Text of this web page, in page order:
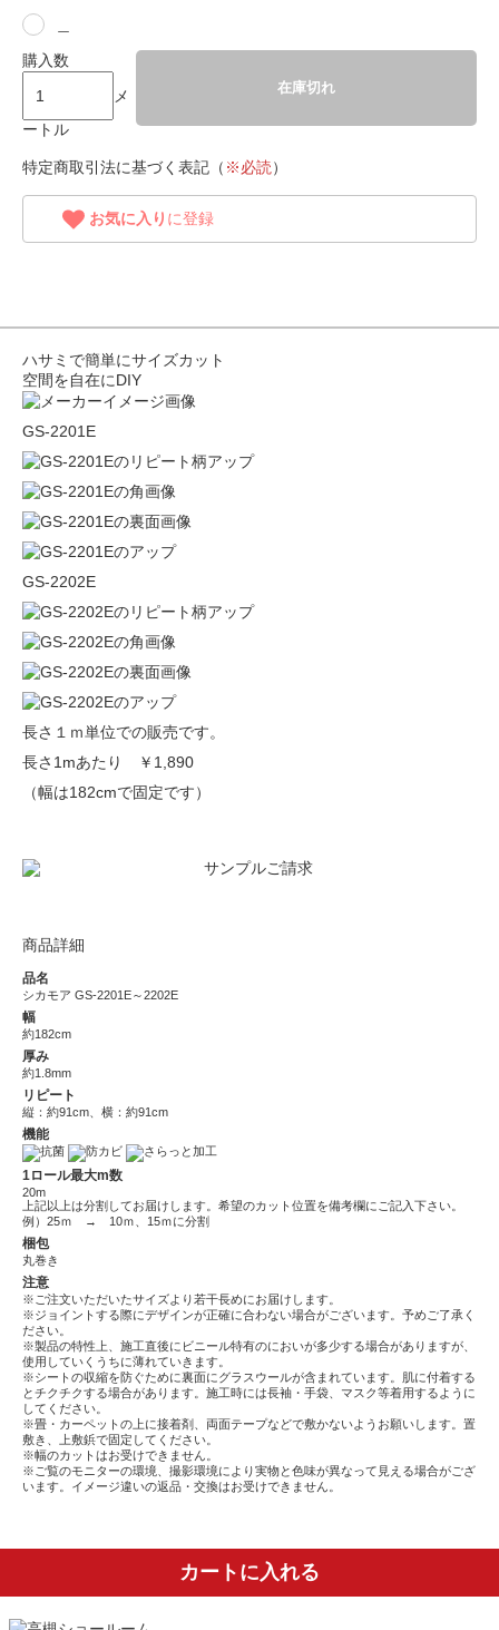
購入数
メ
ートル
在庫切れ
特定商取引法に基づく表記（ ※必読）
お気に入り に登録
ハサミで簡単にサイズカット
空間を自在にDIY
GS-2201E
GS-2202E
長さ１ｍ単位での販売です。
長さ1mあたり
￥1,890
（幅は182cmで固定です）
商品詳細
品名
シカモア GS-2201E～2202E
幅
約182cm
厚み
約1.8mm
リピート
縦：約91cm、横：約91cm
機能
1ロール最大m数
20m
上記以上は分割してお届けします。希望のカット位置を備考欄にご記入下さい。
例）25ｍ → 10ｍ、15ｍに分割
梱包
丸巻き
注意
※ご注文いただいたサイズより若干長めにお届けします。
※ジョイントする際にデザインが正確に合わない場合がございます。予めご了承く
ださい。
※製品の特性上、施工直後にビニール特有のにおいが多少する場合がありますが、
使用していくうちに薄れていきます。
※シートの収縮を防ぐために裏面にグラスウールが含まれています。肌に付着する
とチクチクする場合があります。施工時には長袖・手袋、マスク等着用するように
してください。
※畳・カーペットの上に接着剤、両面テープなどで敷かないようお願いします。置
敷き、上敷鋲で固定してください。
※幅のカットはお受けできません。
※ご覧のモニターの環境、撮影環境により実物と色味が異なって見える場合がござ
います。イメージ違いの返品・交換はお受けできません。
カートに入れる